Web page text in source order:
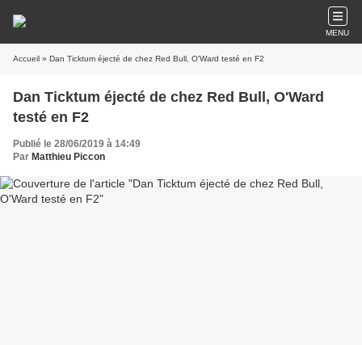
MENU
Accueil » Dan Ticktum éjecté de chez Red Bull, O'Ward testé en F2
Dan Ticktum éjecté de chez Red Bull, O'Ward
testé en F2
Publié le 28/06/2019 à 14:49
Par Matthieu Piccon